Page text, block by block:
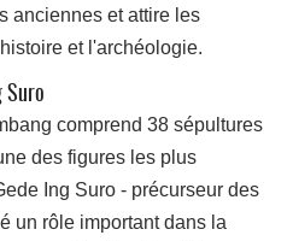
anciennes et attire les
et l'archéologie.
Suro
comprend 38 sépultures
des figures les plus
Ing Suro - précurseur des
un rôle important dans la